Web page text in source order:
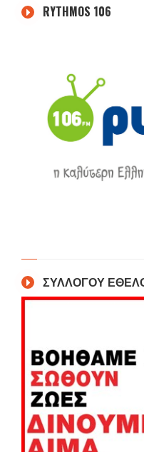
RYTHMOS 106
ΣΥΛΛΟΓΟΥ